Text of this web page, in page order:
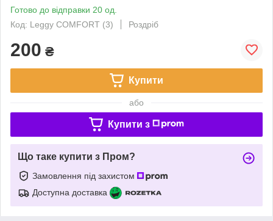
Готово до відправки 20 од.
Код: Leggy COMFORT (3)
Роздріб
200 ₴
Купити
або
Купити з
Що таке купити з Пром?
Замовлення під захистом
Доступна доставка